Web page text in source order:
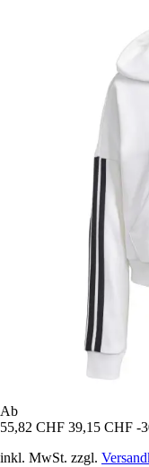
Ab
55,82 CHF 39,15 CHF -
inkl. MwSt. zzgl.